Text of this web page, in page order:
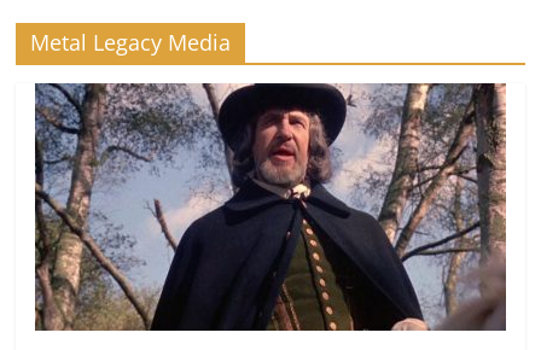
Metal Legacy Media